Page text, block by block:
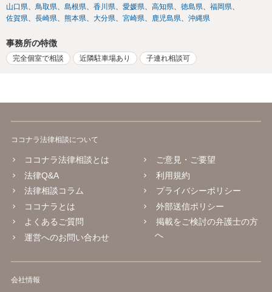
山口県
鳥取県 島根県 香川県 愛媛県 高知県 徳島県
福岡県
佐賀県
長崎県 熊本県 大分県 宮崎県 鹿児島県 沖縄県
事務所の特徴
完全個室で相談 近隣駐車場あり 子連れ相談可
ココナラ法律相談について
ココナラ法律相談とは
法律Q&A
法律相談コラム
ココナラとは
よくあるご質問
運営へのお問い合わせ
ご意見・ご要望
利用規約
プライバシーポリシー
外部送信ポリシー
掲載をご検討の弁護士の方
へ
会社情報